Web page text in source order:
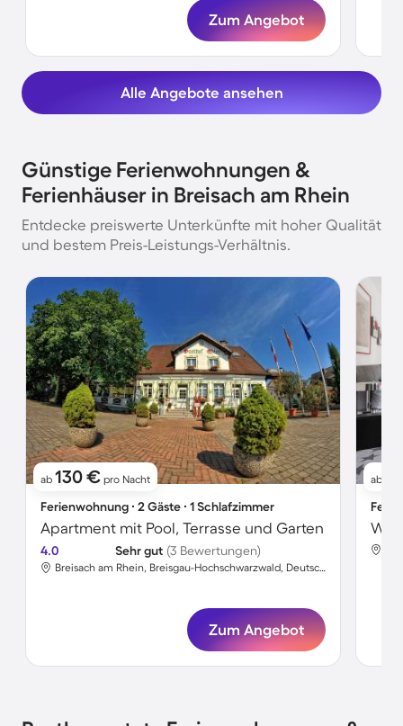
Zum Angebot
Alle Angebote ansehen
Günstige Ferienwohnungen &
Ferienhäuser in Breisach am Rhein
Entdecke preiswerte Unterkünfte mit hoher Qualität
und bestem Preis-Leistungs-Verhältnis.
ab 130 € pro Nacht
Ferienwohnung ∙ 2 Gäste ∙ 1 Schlafzimmer
Apartment mit Pool, Terrasse und Garten
4.0 Sehr gut (3 Bewertungen)
Breisach am Rhein, Breisgau-Hochschwarzwald, Deutschland
Zum Angebot
ab